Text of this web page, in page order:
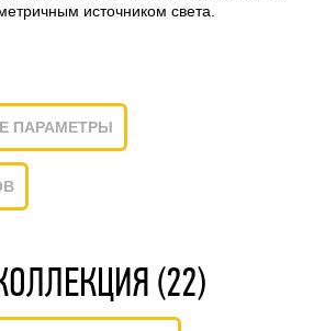
источником света.
ПАРАМЕТРЫ
(22)